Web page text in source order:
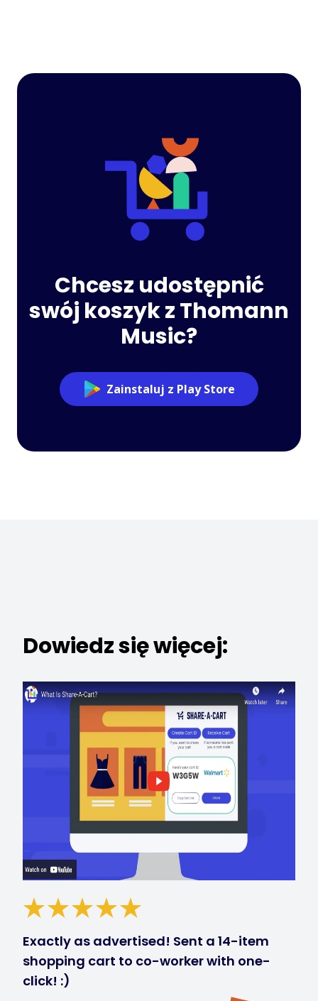
Chcesz udostępnić
swój koszyk z Thomann
Music?
Zainstaluj z Play Store
Dowiedz się więcej:
Exactly as advertised! Sent a 14-item
shopping cart to co-worker with one-
click! :)